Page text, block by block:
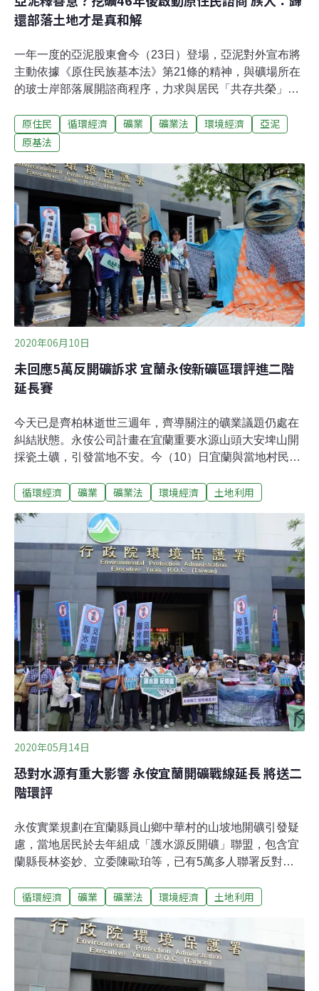
還部落土地才是真和解
一年一度的亞泥股東會今（23日）登場，亞泥對外宣布將
主動依據《原住民族基本法》第21條的精神，與礦場所在
的玻士岸部落展開諮商程序，力求與居民「共存共榮」。
肯定亞泥願意釋出善意，但也擔心「亞泥過去曾登報承諾
要『縮減礦區、依法環評』卻不了了之，這次的承諾會不
求亞泥實現承諾，每年的股東會都會來抗爭，直到爭議落
幕，「霸佔土地來施捨不算釋出善意，歸還部落的土地才
能真正和解。」法院去年認定經濟部未踐行「原住民諮商
同意權」 亞泥礦權展限案敗訴遠東集團的亞洲水泥公司從
1973年開始在花蓮新城山開礦，卻因現行《礦業法》過於
寬鬆，讓亞泥多次展延礦權始終免做環評也不用取得居民
同意，導致當地部落居民生活長期受到炸山開礦的影響，
1990年開始，抗爭將近20年。2017年總統蔡英文宣示礦
業改革方向，經濟部卻於同年通過
原住民 循環經濟 礦業 礦業法 環境經濟
亞泥
原基法
2020年06月10日
未回應5萬反開礦訴求 宜蘭永侒新礦區環評進二階
延長賽
今天已是齊柏林逝世三週年，齊導關注的礦業議題仍處在
糾結狀態。永侒公司計畫在宜蘭重要水源山頭大安埤山開
採瓷土礦，引發當地不安。今（10）日宜蘭與當地村民近
行動劇，高喊「永侒滾開！」「保護宜蘭水源！」環保署
案，不要進入耗時更長的二階審查，讓地方分裂、開發噩
夢持續。不過，大會經一番激辯後，認為缺乏足夠資料直
接駁回該案，最後仍裁定進入二階環評、讓永侒補充完整
資料後再重新審查。一早就出發，等到六點結果出爐才回
宜蘭的群眾表達強烈失望。想到之後二階環評的漫漫長
路，一位高齡80幾的阿嬤沮喪地說，「我心肝真甘苦。」
永侒遭環評現場居民打臉 「簡易自來水」也是山裡的
水 永侒1980年起在宜蘭縣員山鄉開發瓷土礦，停礦多
年，原礦區礦權即將到期，計畫在員山鄉中華村與內城村
申請新礦區，引發地方強烈反彈。之後，開發單位承
循環經濟 礦業 礦業法 環境經濟 土地利用
2020年05月14日
恐對水源有重大影響 永侒宜蘭開礦戰線延長 將送二
階環評
永侒實業規劃在宜蘭縣員山鄉中華村的山坡地開礦引發疑
慮，當地居民於去年組成「護水源反開礦」聯盟，包含宜
蘭縣長林姿妙、立委陳歐珀等，已有5萬多人聯署反對永
二次專案小組初審今（14日）登場，正、反方民眾一早從
以送餐、獎學金等方式回饋地方多年；反對居民則擔憂，
永侒挖山採礦將影響水源安全，也對當地交通造成衝擊，
「拜託環評退回本案。」最終，專案小組經過長達三個小
時討論，認為本案生態調查、水文評估不夠完整，可能對
循環經濟 礦業 礦業法 環境經濟 土地利用